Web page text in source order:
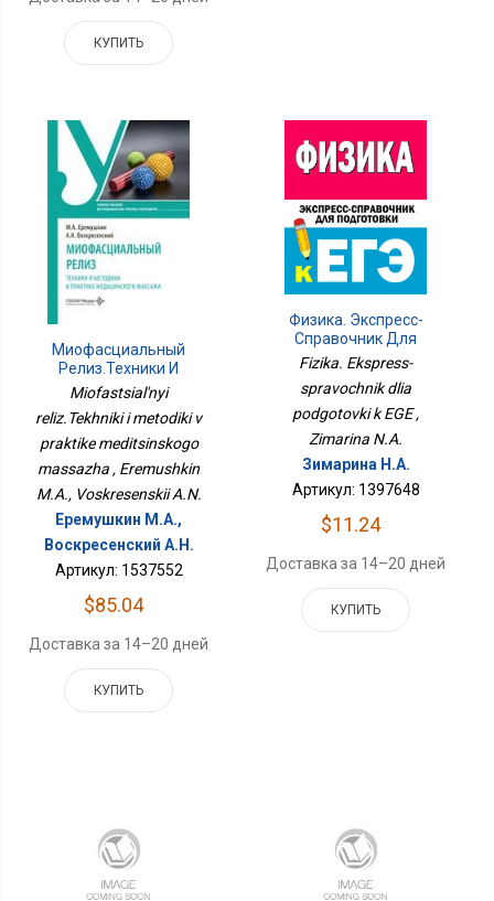
КУПИТЬ
Миофасциальный
Релиз.Техники И
Методики В Практике
Медицинского Массажа
Miofastsial'nyi
reliz.Tekhniki i metodiki v
praktike meditsinskogo
massazha , Eremushkin
M.A., Voskresenskii A.N.
Еремушкин М.А.,
Воскресенский А.Н.
Артикул: 1537552
$85.04
Доставка за 14–20 дней
КУПИТЬ
Физика. Экспресс-
Справочник Для
Подготовки К ЕГЭ
Fizika. Ekspress-
spravochnik dlia
podgotovki k EGE ,
Zimarina N.A.
Зимарина Н.А.
Артикул: 1397648
$11.24
Доставка за 14–20 дней
КУПИТЬ